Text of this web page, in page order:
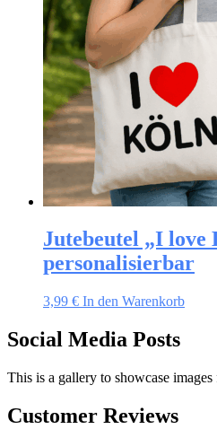
Jutebeutel „I love
personalisierbar
3,99 € In den Warenkorb
Social Media Posts
This is a gallery to showcase
Customer Reviews